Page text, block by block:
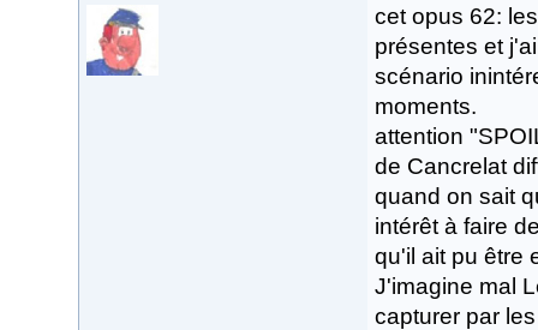
cet opus 62:
présentes et
scénario
moments.
attention
de Cancrelat
quand on sait
intérêt à faire
qu'il ait pu être
J'imagine mal
capturer par